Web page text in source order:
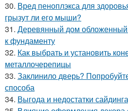
30. Вред пеноплэкса для
грызут ли его мыши?
31. Деревянный дом
к фундаменту
32. Как выбрать и установить
металлочерепицы
33. Заклинило дверь?
способа
34. Выгода и недостатки